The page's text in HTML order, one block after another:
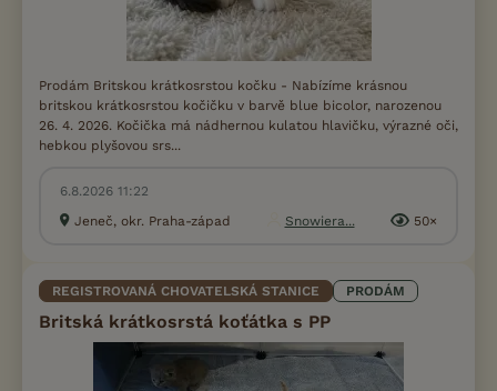
Prodám Britskou krátkosrstou kočku - Nabízíme krásnou
britskou krátkosrstou kočičku v barvě blue bicolor, narozenou
26. 4. 2026. Kočička má nádhernou kulatou hlavičku, výrazné oči,
hebkou plyšovou srs...
6.8.2026 11:22
Jeneč, okr. Praha-západ
Snowiera... 50×
REGISTROVANÁ CHOVATELSKÁ STANICE PRODÁM
Britská krátkosrstá koťátka s PP